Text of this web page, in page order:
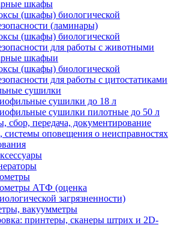
шкафы
(шкафы) биологической
(ламинары)
(шкафы) биологической
для работы с животными
шкафыи
(шкафы) биологической
для работы с цитостатиками
сушилки
сушилки до 18 л
сушилки пилотные до 50 л
сбор, передача, документирование
системы оповещения о неисправностях
АТФ (оценка
загрязненности)
вакуумметры
принтеры, сканеры штрих и 2D-